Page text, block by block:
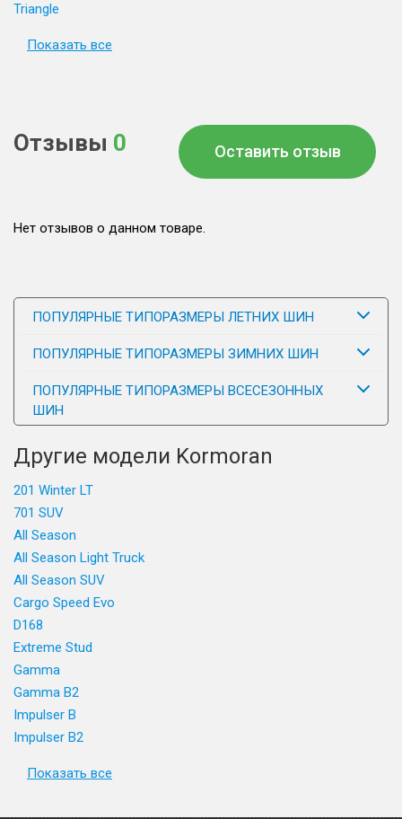
Triangle
Показать все
Отзывы 0 Оставить отзыв
Нет отзывов о данном товаре.
ПОПУЛЯРНЫЕ ТИПОРАЗМЕРЫ ЛЕТНИХ ШИН
ПОПУЛЯРНЫЕ ТИПОРАЗМЕРЫ ЗИМНИХ ШИН
ПОПУЛЯРНЫЕ ТИПОРАЗМЕРЫ ВСЕСЕЗОННЫХ
ШИН
Другие модели Kormoran
201 Winter LT
701 SUV
All Season
All Season Light Truck
All Season SUV
Cargo Speed Evo
D168
Extreme Stud
Gamma
Gamma B2
Impulser B
Impulser B2
Показать все